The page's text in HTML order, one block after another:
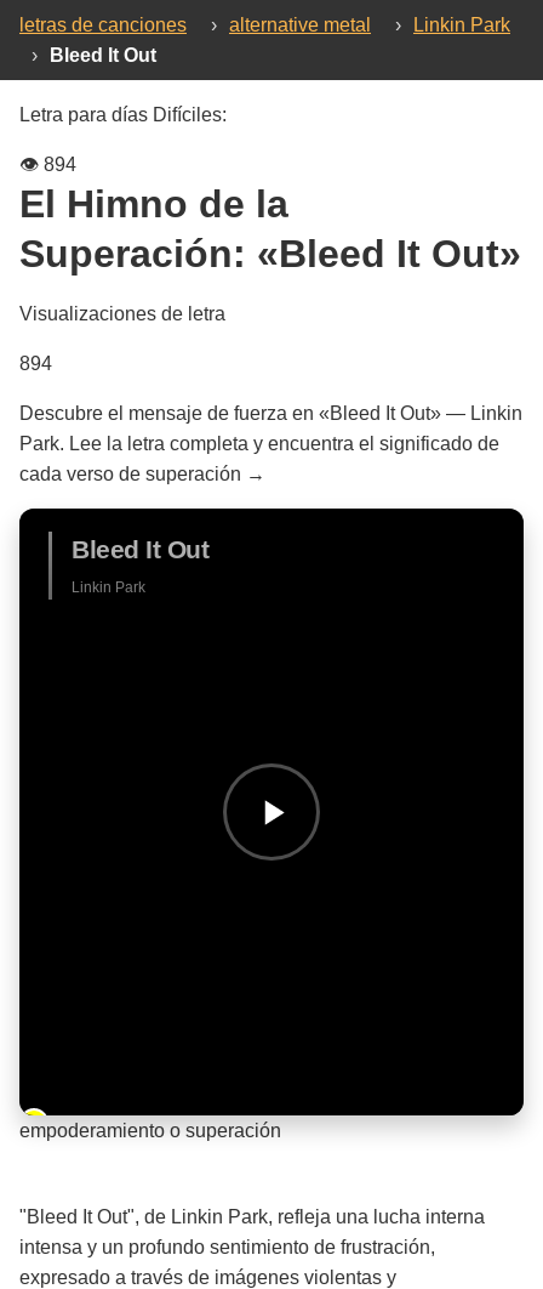
letras de canciones › alternative metal ›
Linkin Park
›
Bleed It Out
Letra para días Difíciles:
👁️ 894
El Himno de la
Superación: «Bleed It Out»
Visualizaciones de letra
894
Descubre el mensaje de fuerza en «Bleed It Out» — Linkin
Park. Lee la letra completa y encuentra el significado de
cada verso de superación →
Bleed It Out
Linkin Park
Barra de progreso de la reproducción
empoderamiento o superación
"Bleed It Out", de Linkin Park, refleja una lucha interna
intensa y un profundo sentimiento de frustración,
expresado a través de imágenes violentas y